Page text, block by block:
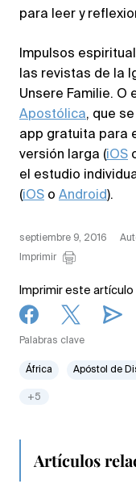
para leer y
Impulsos
las revistas de la
Unsere Familie. O
Apostólica, que
app gratuita para
versión larga (iOS
el estudio
(iOS o Android).
septiembre 9, 2016
Imprimir
Imprimir este artículo
Palabras clave
África Apóstol de
+5
Artículos